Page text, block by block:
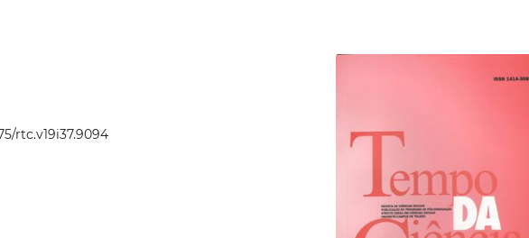
rtc.v19i37.9094